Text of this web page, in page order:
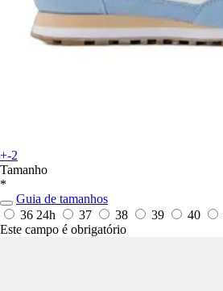
+-2
Tamanho
*
Guia de tamanhos
36 24h 37 38 39 40
Este campo é obrigatório